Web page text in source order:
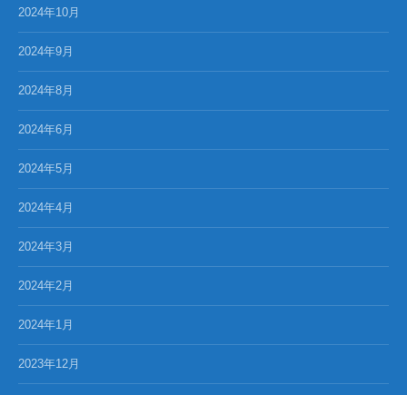
2024年10月
2024年9月
2024年8月
2024年6月
2024年5月
2024年4月
2024年3月
2024年2月
2024年1月
2023年12月